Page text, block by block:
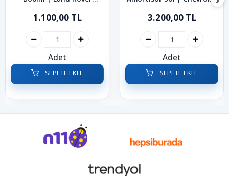
1.100,00 TL
Adet
SEPETE EKLE
3.200,00 TL
Adet
SEPETE EKLE